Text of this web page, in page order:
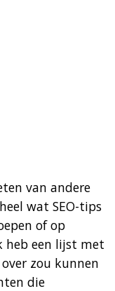
van andere
wat SEO-tips
of op
heb een lijst met
zou kunnen
die